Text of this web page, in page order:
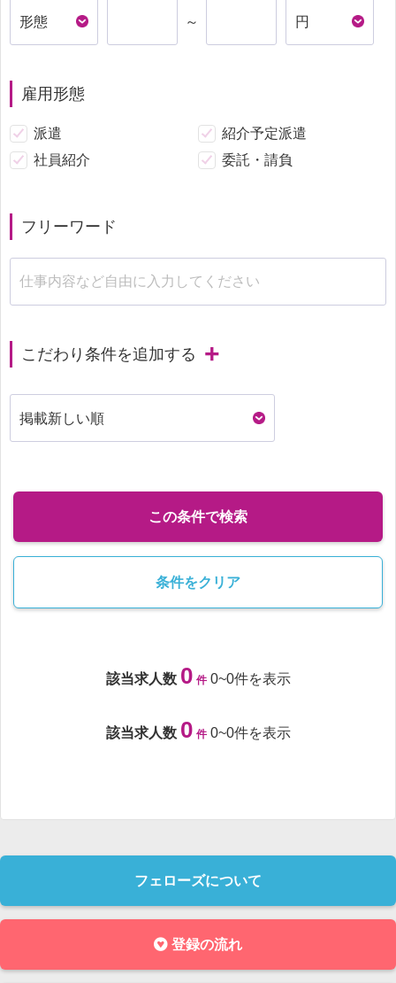
～
雇用形態
派遣
紹介予定派遣
社員紹介
委託・請負
フリーワード
こだわり条件を追加する
この条件で検索
条件をクリア
該当求人数 0 件 0~0件を表示
該当求人数 0 件 0~0件を表示
フェローズについて
登録の流れ